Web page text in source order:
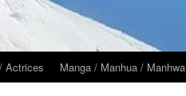
Actrices Manga / Manhua / Manhwa